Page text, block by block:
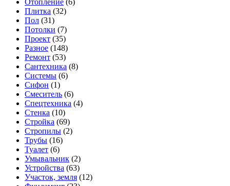
Отопление (6)
Плитка (32)
Пол (31)
Потолки (7)
Проект (35)
Разное (148)
Ремонт (53)
Сантехника (8)
Системы (6)
Сифон (1)
Смеситель (6)
Спецтехника (4)
Стенка (10)
Стройка (69)
Стропилы (2)
Трубы (16)
Туалет (6)
Умывальник (2)
Устройства (63)
Участок, земля (12)